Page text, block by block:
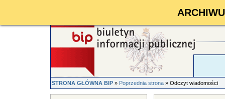
STRONA GŁÓWNA BIP»Poprzednia strona» Odczyt wiadomości